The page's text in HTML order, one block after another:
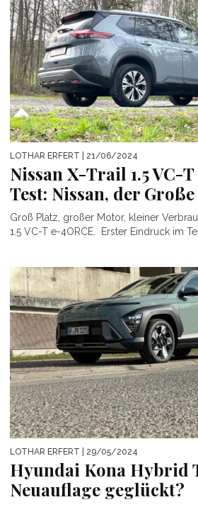
LOTHAR ERFERT | 21/06/2024
Nissan X-Trail 1.5 VC-
Test: Nissan, der Große
Groß Platz, großer Motor, kleiner
1.5 VC-T e-4ORCE. Erster Eindruck im
LOTHAR ERFERT | 29/05/2024
Hyundai Kona Hybrid
Neuauflage geglückt?